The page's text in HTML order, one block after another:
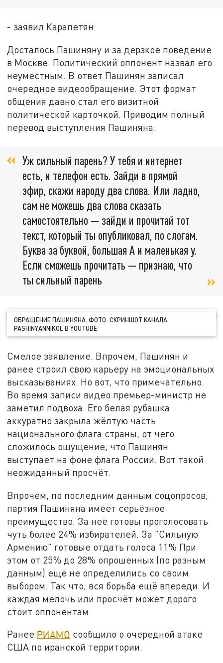
- заявил Карапетян.
Досталось Пашиняну и за дерзкое поведение
в Москве. Политический оппонент назвал его
неуместным. В ответ Пашинян записал
очередное видеообращение. Этот формат
общения давно стал его визитной
политической карточкой. Приводим полный
перевод выступления Пашиняна:
Уж сильный парень? У тебя и интернет
есть, и телефон есть. Зайди в прямой
эфир, скажи народу два слова. Или ладно,
сам не можешь два слова сказать
самостоятельно — зайди и прочитай тот
текст, который ты опубликовал, по слогам.
Буква за буквой, большая А и маленькая у.
Если сможешь прочитать — признаю, что
ты сильный парень
ОБРАЩЕНИЕ ПАШИНЯНА. ФОТО: СКРИНШОТ КАНАЛА
PASHINYANNIKOL В YOUTUBE
Смелое заявление. Впрочем, Пашинян и
ранее строил свою карьеру на эмоциональных
высказываниях. Но вот, что примечательно.
Во время записи видео премьер-министр не
заметил подвоха. Его белая рубашка
аккуратно закрыла жёлтую часть
национального флага страны, от чего
сложилось ощущение, что Пашинян
выступает на фоне флага России. Вот такой
неожиданный просчёт.
Впрочем, по последним данным соцопросов,
партия Пашиняна имеет серьёзное
преимущество. За неё готовы проголосовать
чуть более 24% избирателей. За "Сильную
Армению" готовые отдать голоса 11% При
этом от 25% до 28% опрошенных (по разным
данным) ещё не определились со своим
выбором. Так что, вся борьба ещё впереди. И
каждая мелочь или просчёт может дорого
стоит оппонентам.
Ранее РИАМО сообщило о очередной атаке
США по иранской территории.